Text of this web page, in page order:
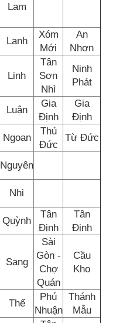
Lam
Lanh
Xóm
Mới
An
Nhơn
Linh
Tân
Sơn
Nhì
Ninh
Phát
Luận
Gia
Định
Gia
Định
Ngoan
Thủ
Đức
Từ Đức
Nguyên
Nhi
Quỳnh
Tân
Định
Tân
Định
Sang
Sài
Gòn -
Chợ
Quán
Cầu
Kho
Thể
Phú
Nhuận
Thánh
Mẫu